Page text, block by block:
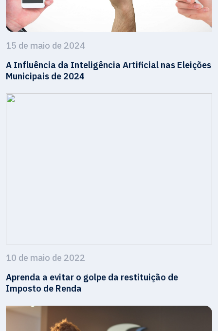
15 de maio de 2024
A Influência da Inteligência Artificial nas Eleições
Municipais de 2024
10 de maio de 2022
Aprenda a evitar o golpe da restituição de
Imposto de Renda